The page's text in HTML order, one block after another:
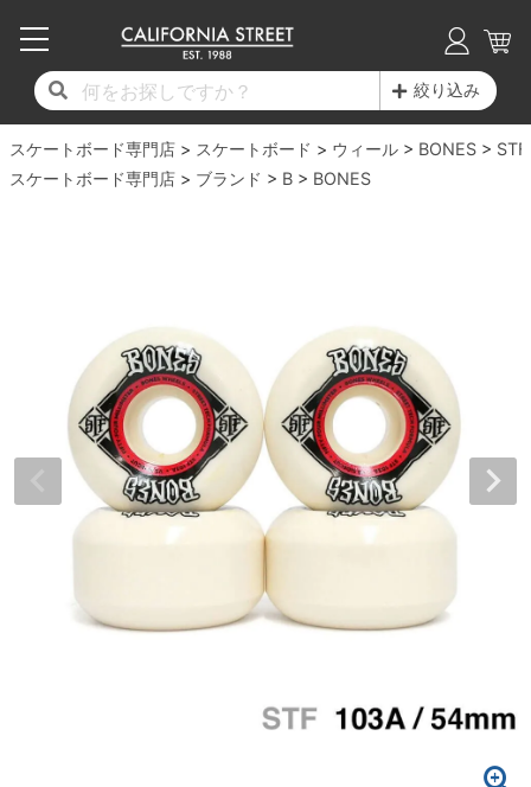
絞り込み
スケートボード専門店 スケートボード ウィール BONES
STF
スケートボード専門店
ブランド B BONES
17時までのご注文は当日発送！
11,000円以上で送料無料！
毎月1日はポイント5倍！10日と20日は3倍！
17時までのご注文は当日発送！
11,000円以上で送料無料！
毎月1日はポイント5倍！10日と20日は3倍！
サイズからデッキを選ぶ
子供用デッキ
7.0inch以下
7.6inch
7.7inch
7.8inch
トラック
17時までのご注文は当日発送！
11,000円以上で送料無料！
毎月1日はポイント5倍！10日と20日は3倍！
適合デッキサイズから選ぶ
7.0inch以下
7.2inch
7.7inch
7.8inch
7.9inch
ウィール
17時までのご注文は当日発送！
11,000円以上で送料無料！
毎月1日はポイント5倍！10日と20日は3倍！
ウィールをサイズから選ぶ
50mm
51mm
55mm
56mm
スピットファイヤー F4（フォーミュラフォ
ボーンズ XF（エックスフォーミュラ）
ボーンズ STF（エスティーエフ）
パウエルペラルタ DF（ドラゴンフォーミュ
ベアリング
デッキテープ
パーツ・その他
17時までのご注文は当日発送！
11,000円以上で送料無料！
毎月1日はポイント5倍！10日と20日は3倍！
シューズをサイズから選ぶ
20cm
21cm
23.5cm
24cm
24.5cm
サンダル
インソール
シューレース・その他
17時までのご注文は当日発送！
11,000円以上で送料無料！
毎月1日はポイント5倍！10日と20日は3倍！
ジャケット
パーカー
トレーナー・セーター
パンツ
長袖ボタンシャツ
17時までのご注文は当日発送！
11,000円以上で送料無料！
毎月1日はポイント5倍！10日と20日は3倍！
17時までのご注文は当日発送！
11,000円以上で送料無料！
毎月1日はポイント5倍！10日と20日は3倍！
スタッフおすすめアイテム
ブランド紹介
INFO
17時までのご注文は当日発送！
11,000円以上で送料無料！
毎月1日はポイント5倍！10日と20日は3倍！
スタッフ紹介
カリフォルニアストリートの歴史
求人情報
プライバシーポリシー